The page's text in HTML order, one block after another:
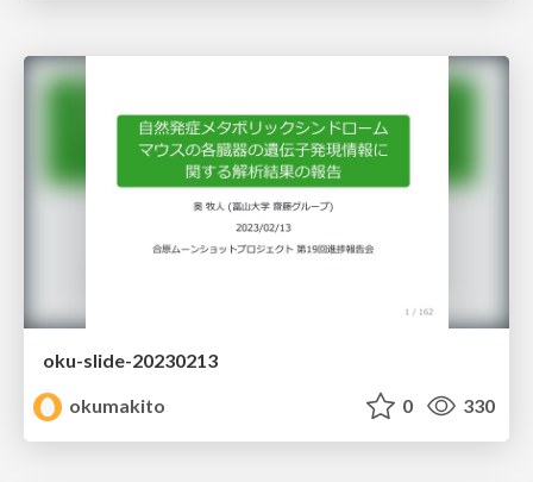
oku-slide-20230213
okumakito
0 330